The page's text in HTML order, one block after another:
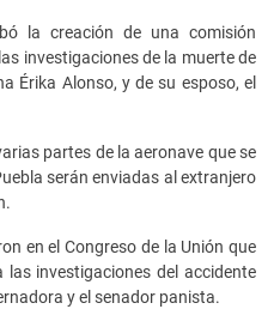
la creación de una comisión
investigaciones de la muerte de
Érika Alonso, y de su esposo, el
partes de la aeronave que se
serán enviadas al extranjero
en el Congreso de la Unión que
investigaciones del accidente
y el senador panista.